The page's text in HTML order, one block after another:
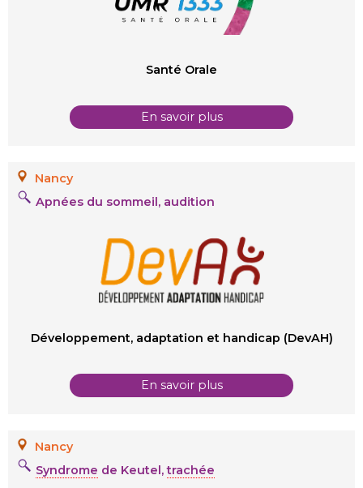
Santé Orale
En savoir plus
Nancy
Apnées du sommeil, audition
Développement, adaptation et handicap (DevAH)
En savoir plus
Nancy
Syndrome de Keutel,trachée